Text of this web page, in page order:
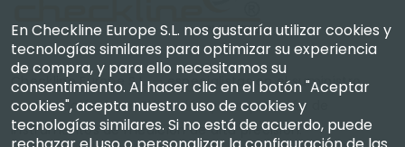
Checkline Europe S.L. — especialistas en el suministro,
la calibración, la certificación y la reparación de
instrumentos de medición de alta precisión.
En Checkline Europe S.L. nos gustaría utilizar cookies y
tecnologías similares para optimizar su experiencia
de compra, y para ello necesitamos su
consentimiento. Al hacer clic en el botón "Aceptar
cookies", acepta nuestro uso de cookies y
tecnologías similares. Si no está de acuerdo, puede